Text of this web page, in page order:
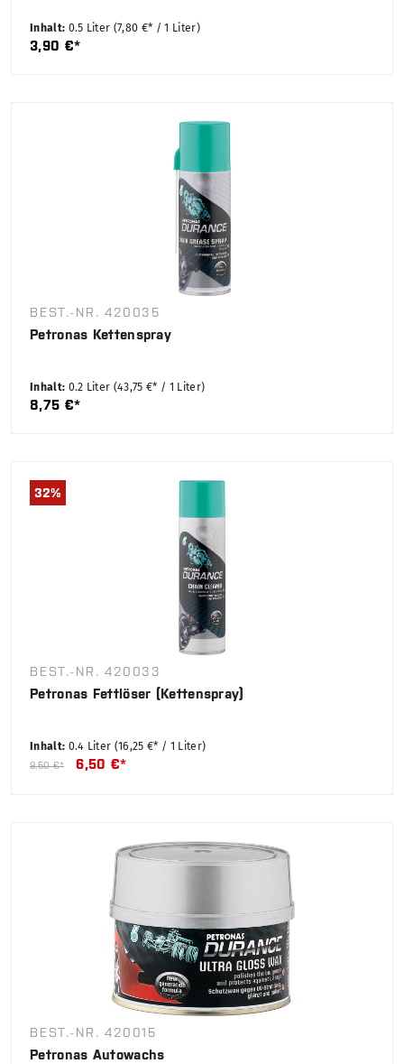
Inhalt: 0.5 Liter (7,80 €* / 1 Liter)
3,90 €*
BEST.-NR. 420035
Petronas Kettenspray
Inhalt: 0.2 Liter (43,75 €* / 1 Liter)
8,75 €*
32%
BEST.-NR. 420033
Petronas Fettlöser (Kettenspray)
Inhalt: 0.4 Liter (16,25 €* / 1 Liter)
9,50 €* 6,50 €*
BEST.-NR. 420015
Petronas Autowachs